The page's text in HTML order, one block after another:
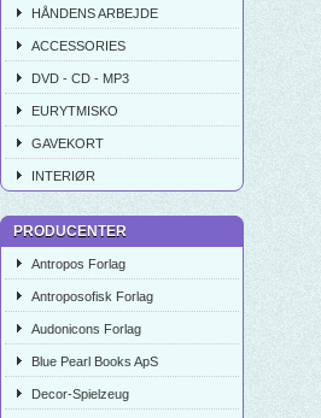
HÅNDENS ARBEJDE
ACCESSORIES
DVD - CD - MP3
EURYTMISKO
GAVEKORT
INTERIØR
PRODUCENTER
Antropos Forlag
Antroposofisk Forlag
Audonicons Forlag
Blue Pearl Books ApS
Decor-Spielzeug